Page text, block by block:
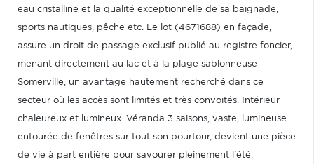
eau cristalline et la qualité exceptionnelle de sa baignade,
sports nautiques, pêche etc. Le lot (4671688) en façade,
assure un droit de passage exclusif publié au registre foncier,
menant directement au lac et à la plage sablonneuse
Somerville, un avantage hautement recherché dans ce
secteur où les accès sont limités et très convoités. Intérieur
chaleureux et lumineux. Véranda 3 saisons, vaste, lumineuse
entourée de fenêtres sur tout son pourtour, devient une pièce
de vie à part entière pour savourer pleinement l'été.